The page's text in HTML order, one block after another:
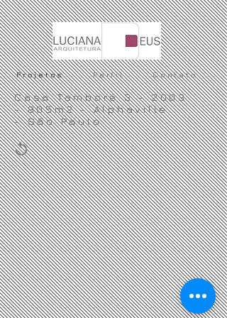
Projetos Perfil Contato
Casa Tamboré 3 - 2003
- 805m2 - Alphaville
- São Paulo